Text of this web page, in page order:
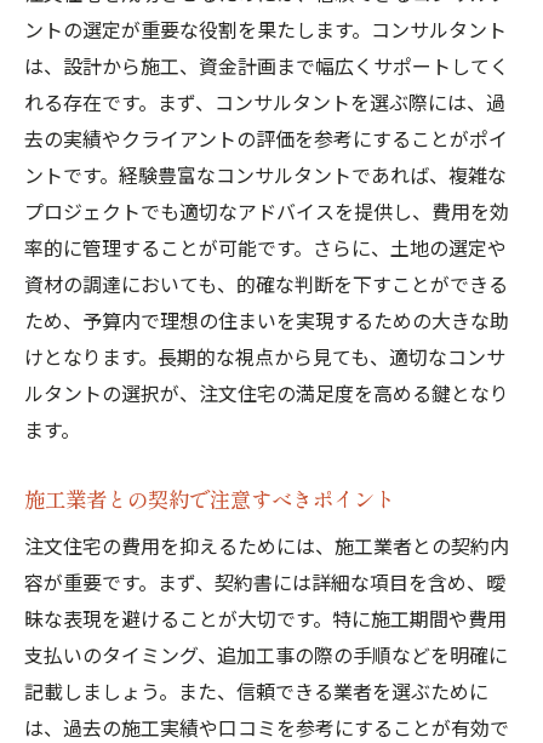
ントの選定が重要な役割を果たします。コンサルタント
は、設計から施工、資金計画まで幅広くサポートしてく
れる存在です。まず、コンサルタントを選ぶ際には、過
去の実績やクライアントの評価を参考にすることがポイ
ントです。経験豊富なコンサルタントであれば、複雑な
プロジェクトでも適切なアドバイスを提供し、費用を効
率的に管理することが可能です。さらに、土地の選定や
資材の調達においても、的確な判断を下すことができる
ため、予算内で理想の住まいを実現するための大きな助
けとなります。長期的な視点から見ても、適切なコンサ
ルタントの選択が、注文住宅の満足度を高める鍵となり
ます。
施工業者との契約で注意すべきポイント
注文住宅の費用を抑えるためには、施工業者との契約内
容が重要です。まず、契約書には詳細な項目を含め、曖
昧な表現を避けることが大切です。特に施工期間や費用
支払いのタイミング、追加工事の際の手順などを明確に
記載しましょう。また、信頼できる業者を選ぶために
は、過去の施工実績や口コミを参考にすることが有効で